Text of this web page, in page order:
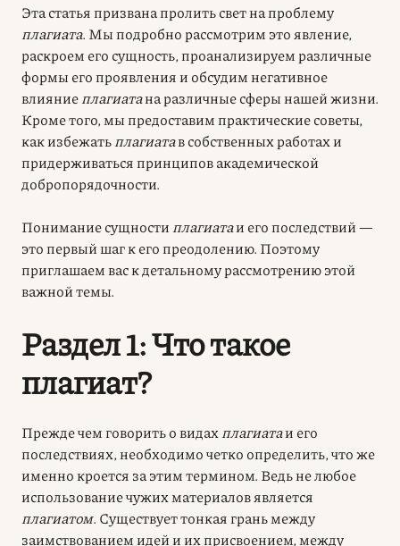
Эта статья призвана пролить свет на проблему
плагиата. Мы подробно рассмотрим это явление,
раскроем его сущность, проанализируем различные
формы его проявления и обсудим негативное
влияние плагиатана различные сферы нашей жизни.
Кроме того, мы предоставим практические советы,
как избежать плагиатав собственных работах и
придерживаться принципов академической
добропорядочности.
Понимание сущности плагиатаи его последствий —
это первый шаг к его преодолению. Поэтому
приглашаем вас к детальному рассмотрению этой
важной темы.
Раздел 1: Что такое
плагиат?
Прежде чем говорить о видах плагиатаи его
последствиях, необходимо четко определить, что же
именно кроется за этим термином. Ведь не любое
использование чужих материалов является
плагиатом. Существует тонкая грань между
заимствованием идей и их присвоением, между